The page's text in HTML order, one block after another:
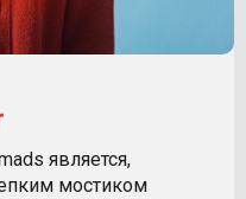
является,
мостиком